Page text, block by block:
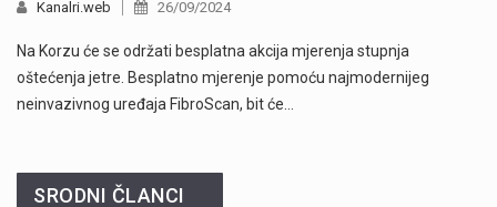
Kanalri.web 26/09/2024
Na Korzu će se održati besplatna akcija mjerenja stupnja
oštećenja jetre. Besplatno mjerenje pomoću najmodernijeg
neinvazivnog uređaja FibroScan, bit će…
SRODNI ČLANCI